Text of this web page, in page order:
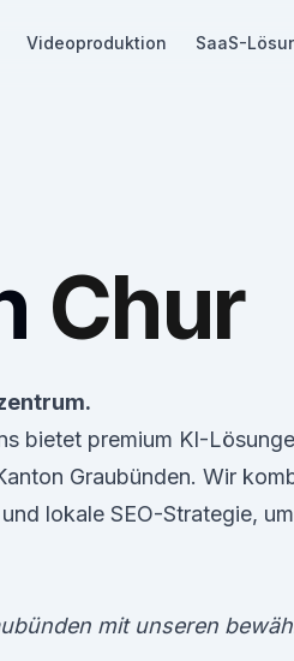
Videoproduktion SaaS-
Chur
bietet premium KI-
Graubünden. Wir
lokale SEO-Strategie,
mit unseren